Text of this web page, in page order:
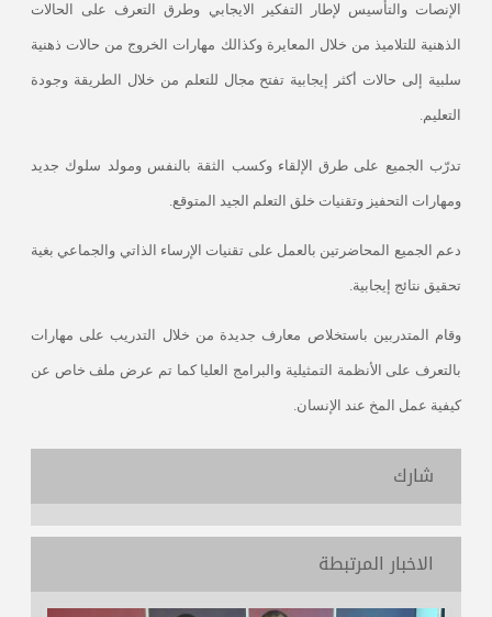
الإنصات والتأسيس لإطار التفكير الايجابي وطرق التعرف على الحالات
الذهنية للتلاميذ من خلال المعايرة وكذالك مهارات الخروج من حالات ذهنية
سلبية إلى حالات أكثر إيجابية تفتح مجال للتعلم من خلال الطريقة وجودة
التعليم.
تدرّب الجميع على طرق الإلقاء وكسب الثقة بالنفس ومولد سلوك جديد
ومهارات التحفيز وتقنيات خلق التعلم الجيد المتوقع.
دعم الجميع المحاضرتين بالعمل على تقنيات الإرساء الذاتي والجماعي بغية
تحقيق نتائج إيجابية.
وقام المتدربين باستخلاص معارف جديدة من خلال التدريب على مهارات
بالتعرف على الأنظمة التمثيلية والبرامج العليا كما تم عرض ملف خاص عن
كيفية عمل المخ عند الإنسان.
شارك
الاخبار المرتبطة